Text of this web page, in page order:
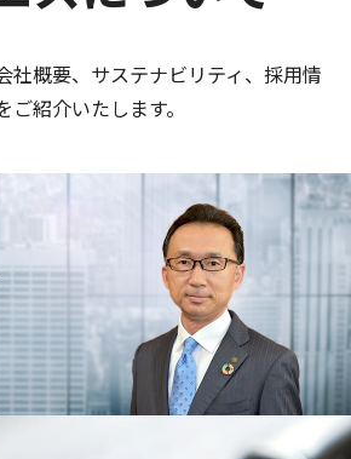
社概要、サステナビリティ、採用情
ご紹介いたします。